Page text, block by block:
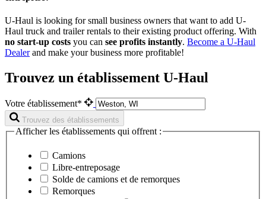
U-Haul is looking for small business owners that want to add U-
Haul truck and trailer rentals to their existing product offering. With
no start-up costs you can see profits instantly. Become a U-Haul
Dealerand make your business more profitable!
Trouvez un établissement U-Haul
Votre établissement*
Trouvez des établissements
Afficher les établissements qui offrent :
Camions
Libre-entreposage
Solde de camions et de remorques
Remorques